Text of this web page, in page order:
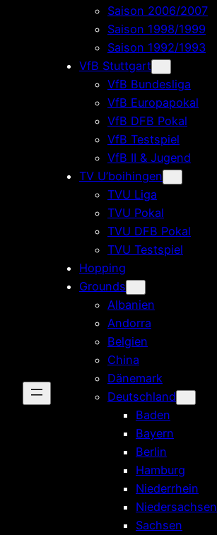
Saison 2006/2007
Saison 1998/1999
Saison 1992/1993
VfB Stuttgart
VfB Bundesliga
VfB Europapokal
VfB DFB Pokal
VfB Testspiel
VfB II & Jugend
TV U’boihingen
TVU Liga
TVU Pokal
TVU DFB Pokal
TVU Testspiel
Hopping
Grounds
Albanien
Andorra
Belgien
China
Dänemark
Deutschland
Baden
Bayern
Berlin
Hamburg
Niederrhein
Niedersachsen
Sachsen